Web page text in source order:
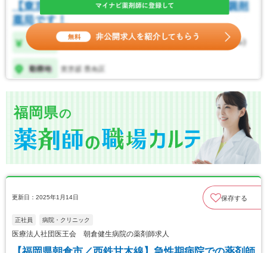
福岡県の
更新日：2025年1月14日 保存する
正社員 病院・クリニック
医療法人社団医王会 朝倉健生病院の薬剤師求人